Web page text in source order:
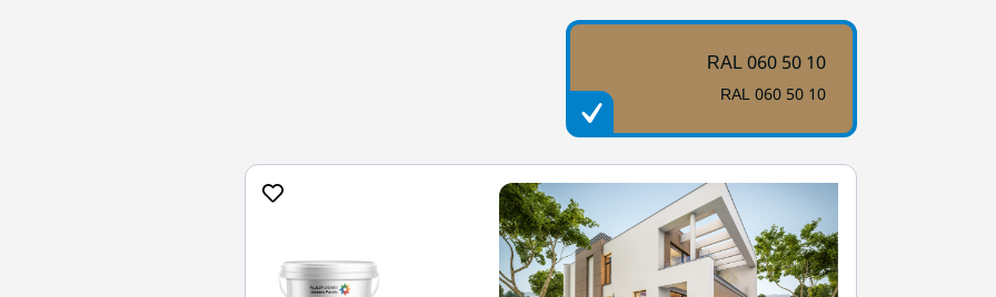
RAL 060 50 10
RAL 060 50 10